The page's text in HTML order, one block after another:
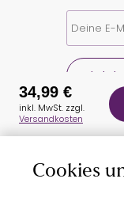
Jetzt
34,99 €
inkl. MwSt. zzgl.
Versandkosten
Cookies